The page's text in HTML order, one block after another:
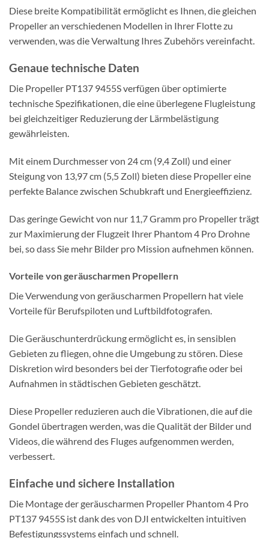
Diese breite Kompatibilität ermöglicht es Ihnen, die gleichen
Propeller an verschiedenen Modellen in Ihrer Flotte zu
verwenden, was die Verwaltung Ihres Zubehörs vereinfacht.
Genaue technische Daten
Die Propeller PT137 9455S verfügen über optimierte
technische Spezifikationen, die eine überlegene Flugleistung
bei gleichzeitiger Reduzierung der Lärmbelästigung
gewährleisten.
Mit einem Durchmesser von 24 cm (9,4 Zoll) und einer
Steigung von 13,97 cm (5,5 Zoll) bieten diese Propeller eine
perfekte Balance zwischen Schubkraft und Energieeffizienz.
Das geringe Gewicht von nur 11,7 Gramm pro Propeller trägt
zur Maximierung der Flugzeit Ihrer Phantom 4 Pro Drohne
bei, so dass Sie mehr Bilder pro Mission aufnehmen können.
Vorteile von geräuscharmen Propellern
Die Verwendung von geräuscharmen Propellern hat viele
Vorteile für Berufspiloten und Luftbildfotografen.
Die Geräuschunterdrückung ermöglicht es, in sensiblen
Gebieten zu fliegen, ohne die Umgebung zu stören. Diese
Diskretion wird besonders bei der Tierfotografie oder bei
Aufnahmen in städtischen Gebieten geschätzt.
Diese Propeller reduzieren auch die Vibrationen, die auf die
Gondel übertragen werden, was die Qualität der Bilder und
Videos, die während des Fluges aufgenommen werden,
verbessert.
Einfache und sichere Installation
Die Montage der geräuscharmen Propeller Phantom 4 Pro
PT137 9455S ist dank des von DJI entwickelten intuitiven
Befestigungssystems einfach und schnell.